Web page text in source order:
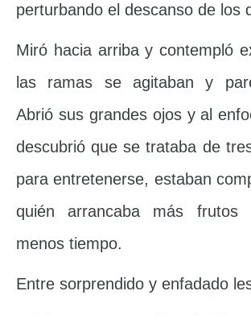
perturbando el descanso de los
Miró hacia arriba y contempló
las ramas se agitaban y
Abrió sus grandes ojos y al
descubrió que se trataba de
para entretenerse, estaban
quién arrancaba más frutos
menos tiempo.
Entre sorprendido y enfadado